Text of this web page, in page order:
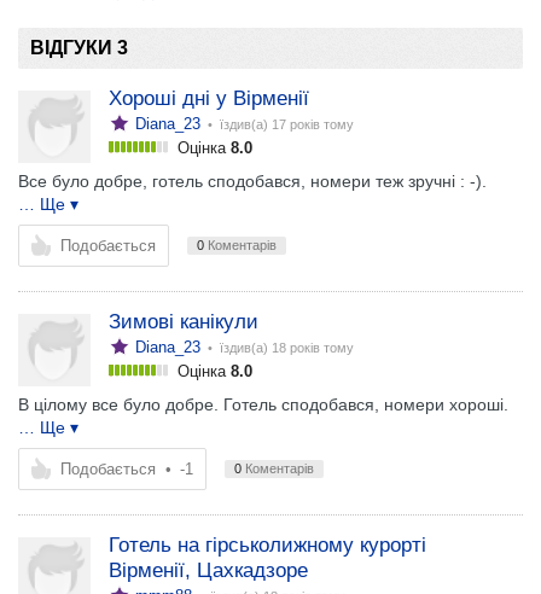
ВІДГУКИ 3
Хороші дні у Вірменії
Diana_23 • їздив(а) 17 років тому
Оцінка 8.0
Все було добре, готель сподобався, номери теж зручні : -).
… Ще ▾
Подобається 0 Коментарів
Зимові канікули
Diana_23 • їздив(а) 18 років тому
Оцінка 8.0
В цілому все було добре. Готель сподобався, номери хороші.
… Ще ▾
Подобається • -1 0 Коментарів
Готель на гірськолижному курорті
Вірменії, Цахкадзоре